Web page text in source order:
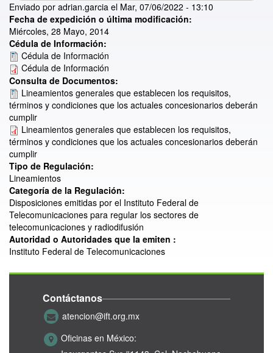
Enviado por adrian.garcia el Mar, 07/06/2022 - 13:10
Fecha de expedición o última modificación:
Miércoles, 28 Mayo, 2014
Cédula de Información:
Cédula de Información
Cédula de Información
Consulta de Documentos:
Lineamientos generales que establecen los requisitos,
términos y condiciones que los actuales concesionarios deberán
cumplir
Lineamientos generales que establecen los requisitos,
términos y condiciones que los actuales concesionarios deberán
cumplir
Tipo de Regulación:
Lineamientos
Categoría de la Regulación:
Disposiciones emitidas por el Instituto Federal de
Telecomunicaciones para regular los sectores de
telecomunicaciones y radiodifusión
Autoridad o Autoridades que la emiten :
Instituto Federal de Telecomunicaciones
Contáctanos
atencion@ift.org.mx
Oficinas en México: